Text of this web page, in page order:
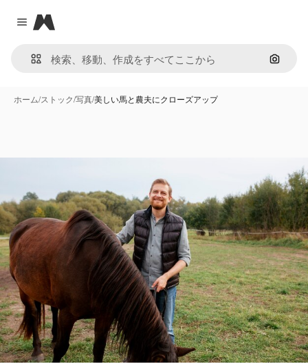
Close menu
Magnific
画像で
ホーム/ストック/写真/美しい馬と農夫にクローズアップ